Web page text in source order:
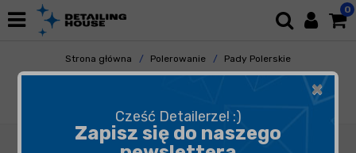
0
Strona główna Polerowanie
Pady Polerskie
Pady Mikrofibrowe
×
Cześć Detailerze! :)
Zapisz się do naszego